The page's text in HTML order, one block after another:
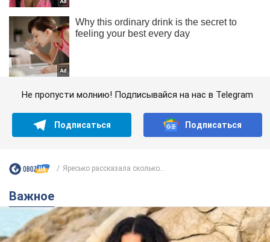
Не пропусти молнию! Подписывайся на нас в Telegram
Подписаться Подписаться
Яресько рассказала сколько...
Важное